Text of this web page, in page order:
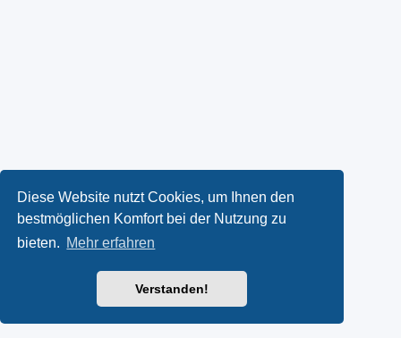
Diese Website nutzt Cookies, um Ihnen den
bestmöglichen Komfort bei der Nutzung zu
bieten. Mehr erfahren
Verstanden!